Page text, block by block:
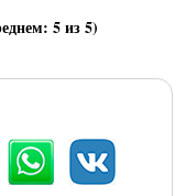
5из 5)